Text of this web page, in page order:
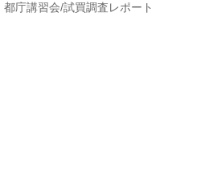
都庁講習会/試買調査レポート